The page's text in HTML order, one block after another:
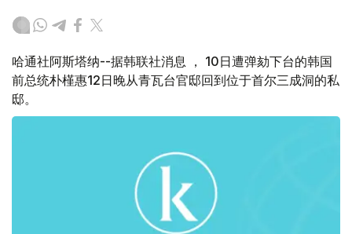
哈通社阿斯塔纳--据韩联社消息 ， 10日遭弹劾下台的韩国
前总统朴槿惠12日晚从青瓦台官邸回到位于首尔三成洞的私
邸。